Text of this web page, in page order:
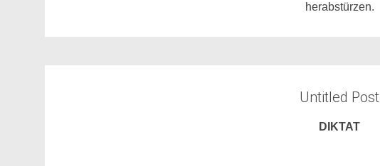
herabstürzen.
Untitled Post
DIKTAT